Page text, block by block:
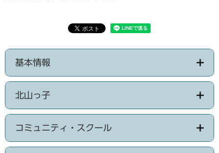
基本情報
北山っ子
コミュニティ・スクール